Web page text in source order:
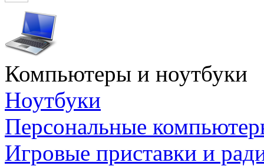
Компьютеры и ноутбуки
Ноутбуки
Персональные
Игровые приставки и